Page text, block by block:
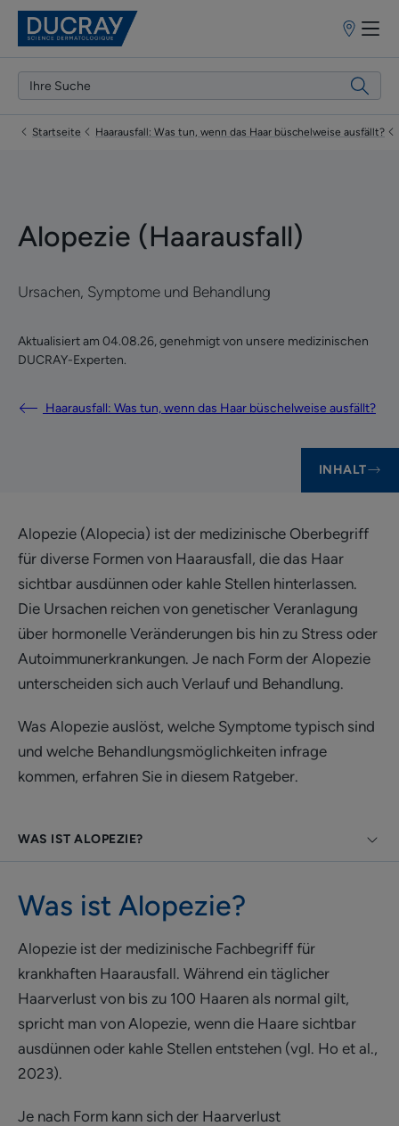
Startseite Haarausfall: Was tun, wenn das Haar büschelweise ausfällt?
Alopezie (Haarausfall)
Ursachen, Symptome und Behandlung
Aktualisiert am 04.08.26, genehmigt von unsere medizinischen
DUCRAY-Experten.
Haarausfall: Was tun, wenn das Haar büschelweise ausfällt?
INHALT
Alopezie (Alopecia) ist der medizinische Oberbegriff
für diverse Formen von Haarausfall, die das Haar
sichtbar ausdünnen oder kahle Stellen hinterlassen.
Die Ursachen reichen von genetischer Veranlagung
über hormonelle Veränderungen bis hin zu Stress oder
Autoimmunerkrankungen. Je nach Form der Alopezie
unterscheiden sich auch Verlauf und Behandlung.
Was Alopezie auslöst, welche Symptome typisch sind
und welche Behandlungsmöglichkeiten infrage
kommen, erfahren Sie in diesem Ratgeber.
WAS IST ALOPEZIE?
Was ist Alopezie?
Alopezie ist der medizinische Fachbegriff für
krankhaften Haarausfall. Während ein täglicher
Haarverlust von bis zu 100 Haaren als normal gilt,
spricht man von Alopezie, wenn die Haare sichtbar
ausdünnen oder kahle Stellen entstehen (vgl. Ho et al.,
2023).
Je nach Form kann sich der Haarverlust